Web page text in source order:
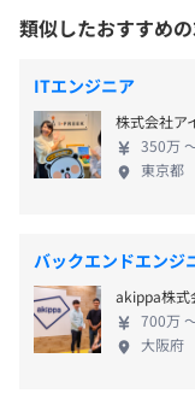
・『FasTest（ファ
■SPAIA
・『SPAIA（スパ
合メディア（
・『SPAIA競馬』
・Macもしくは
可能ですが開発に
自宅
会社の定める場所
受動喫煙防止措置
屋内全面禁煙
■堺筋線・中央線
■堺筋線「北浜駅
■御堂筋線「本町
・年次有給休暇（1
・慶弔休暇
・産前産後休暇、
・生理休暇
・子・親の看護休暇
・交通費：全額支給
・社員紹介手当：
にはスポーツビ
『SPAIA（Sports
とえば野球投手
したり、投球を
データと最新テ
はなく、スポー
ザーに提供しま
馬をAI予想な豊
ディアサイト『
をおこなうこと
ており、多くの
す。 2023年10月にはAI開発会社の買収も行い、今後
類似したおすすめ
ITエンジニア
株式会社ア
350万
東京都
バックエンドエンジ
akippa株式
700万
大阪府